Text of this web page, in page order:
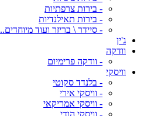
- בירות צרפתיות
- בירות תאילנדיות
- סיידר \ בריזר ועוד מיוחדים..
ג'ין
וודקה
- וודקה פרימיום
וויסקי
- בלנדד סקוטי
- וויסקי אירי
- וויסקי אמריקאי
- וויסקי הודי